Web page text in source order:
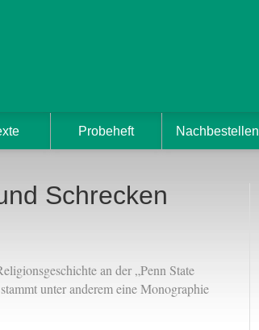
Probeheft Nachbestellen
Schrecken
an der „Penn State
unter anderem eine Monographie